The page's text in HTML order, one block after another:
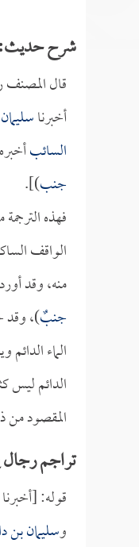
شرح حديث:
قال المصنف
أخبرنا
السائب
جنب)].
فهذه
الواقف
منه، وقد
جنبٌ)، وقد
الماء
الدائم ليس
المقصود من
تراجم
قوله: [أخبرنا
وسليمان بن